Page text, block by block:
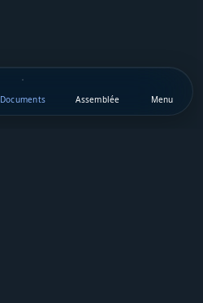
Documents Assemblée Menu